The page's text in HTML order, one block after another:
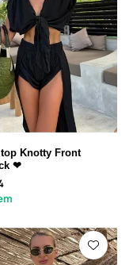
Knotty Front
❤